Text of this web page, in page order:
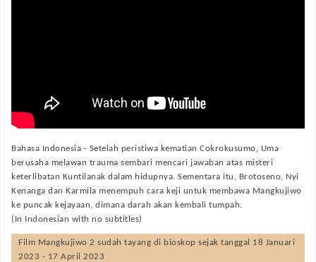
Bahasa Indonesia - Setelah peristiwa kematian Cokrokusumo, Uma
berusaha melawan trauma sembari mencari jawaban atas misteri
keterlibatan Kuntilanak dalam hidupnya. Sementara itu, Brotoseno, Nyi
Kenanga dan Karmila menempuh cara keji untuk membawa Mangkujiwo
ke puncak kejayaan, dimana darah akan kembali tumpah.
(In Indonesian with no subtitles)
Film Mangkujiwo 2 sudah tayang di bioskop sejak tanggal 18 Januari
2023 - 17 April 2023